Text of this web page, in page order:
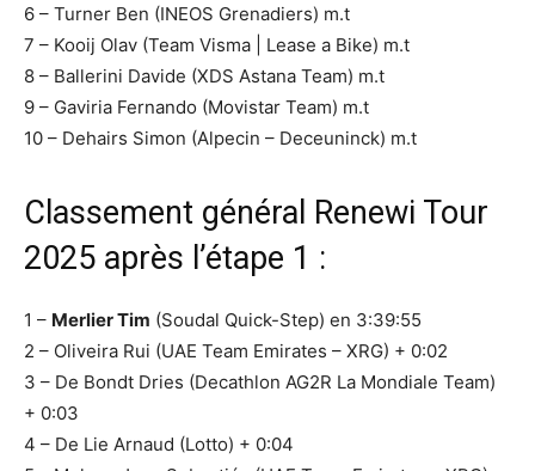
6 – Turner Ben (INEOS Grenadiers) m.t
7 – Kooij Olav (Team Visma | Lease a Bike) m.t
8 – Ballerini Davide (XDS Astana Team) m.t
9 – Gaviria Fernando (Movistar Team) m.t
10 – Dehairs Simon (Alpecin – Deceuninck) m.t
Classement général Renewi Tour
2025 après l’étape 1 :
1 – Merlier Tim (Soudal Quick-Step) en 3:39:55
2 – Oliveira Rui (UAE Team Emirates – XRG) + 0:02
3 – De Bondt Dries (Decathlon AG2R La Mondiale Team)
+ 0:03
4 – De Lie Arnaud (Lotto) + 0:04